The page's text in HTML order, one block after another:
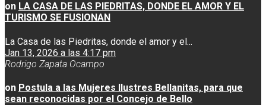
on LA CASA DE LAS PIEDRITAS, DONDE EL AMOR Y EL
TURISMO SE FUSIONAN
La Casa de las Piedritas, donde el amor y el...
Jan 13, 2026 a las 4:17 pm
Rodrigo Zapata Ocampo
on Postula a las Mujeres Ilustres Bellanitas, para que
sean reconocidas por el Concejo de Bello